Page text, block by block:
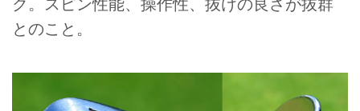
ク。スピン性能、操作性、抜けの良さが抜群
とのこと。